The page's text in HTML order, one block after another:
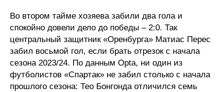
Во втором тайме хозяева забили два гола и
спокойно довели дело до победы – 2:0. Так
центральный защитник «Оренбурга» Матиас Перес
забил восьмой гол, если брать отрезок с начала
сезона 2023/24. По данным Opta, ни один из
футболистов «Спартак» не забил столько с начала
прошлого сезона: Тео Бонгонда отличился семь